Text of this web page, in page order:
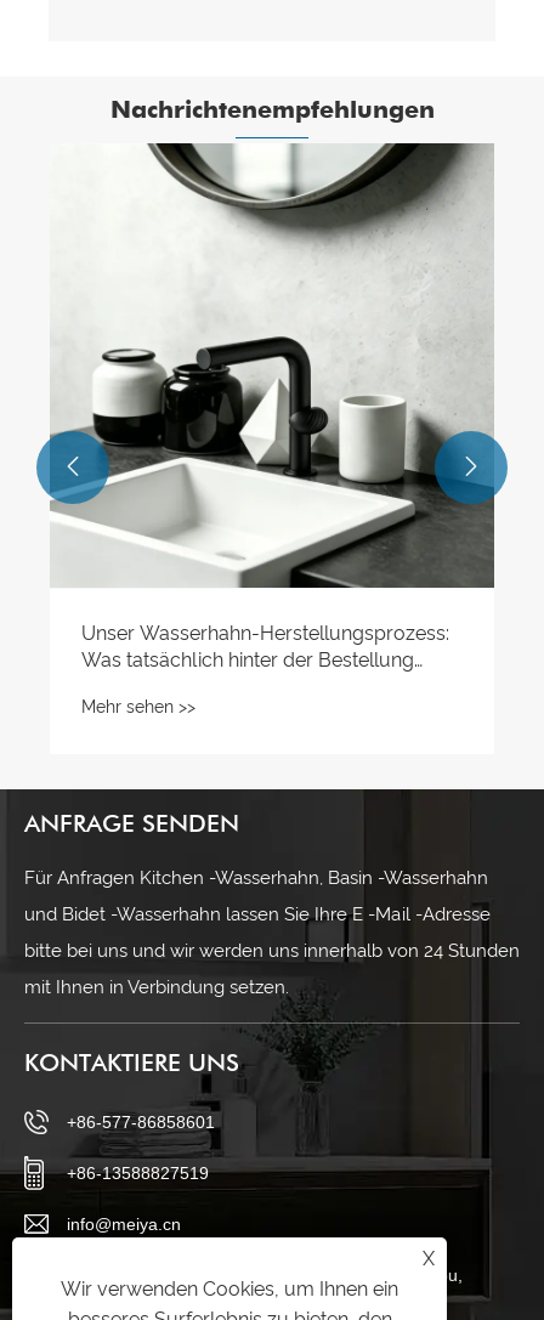
Nachrichtenempfehlungen
Was sind die Vorteile der Verwendung von
Messingmaterial im Wasserhahn mit
 
ANFRAGE SENDEN
Für Anfragen Kitchen -Wasserhahn, Basin -Wasserhahn
und Bidet -Wasserhahn lassen Sie Ihre E -Mail -Adresse
bitte bei uns und wir werden uns innerhalb von 24 Stunden
mit Ihnen in Verbindung setzen.
KONTAKTIERE UNS
+86-577-86858601
+86-13588827519
info@meiya.cn
Haigong Avenue, Distrikt Longwan, Stadt Wenzhou,
Provinz Zhejiang, China
X
Wir verwenden Cookies, um Ihnen ein